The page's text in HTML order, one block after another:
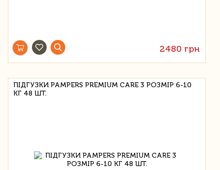
2480 грн
ПІДГУЗКИ PAMPERS PREMIUM CARE 3 РОЗМІР 6-10
КГ 48 ШТ.